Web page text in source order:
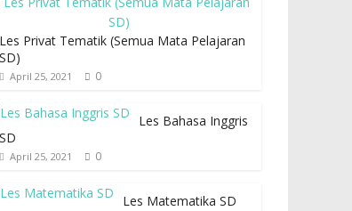
Les Privat Tematik (Semua Mata Pelajaran
SD)
April 25, 2021 0
Les Bahasa Inggris
SD
April 25, 2021 0
Les Matematika SD